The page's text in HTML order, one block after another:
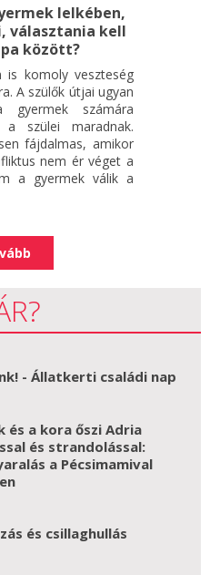
lelkében,
választania kell
között?
is komoly veszteség
A szülők útjai ugyan
gyermek számára
szülei maradnak.
fájdalmas, amikor
nem ér véget a
a gyermek válik a
- Állatkerti családi nap
és a kora őszi Adria
és strandolással:
a Pécsimamival
és csillaghullás